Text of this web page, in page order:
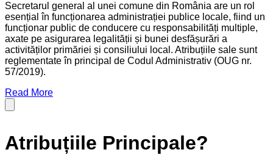
Secretarul general al unei comune din România are un rol
esențial în funcționarea administrației publice locale, fiind un
funcționar public de conducere cu responsabilități multiple,
axate pe asigurarea legalității și bunei desfășurări a
activităților primăriei și consiliului local. Atribuțiile sale sunt
reglementate în principal de Codul Administrativ (OUG nr.
57/2019).
Read More
Atribuțiile Principale?